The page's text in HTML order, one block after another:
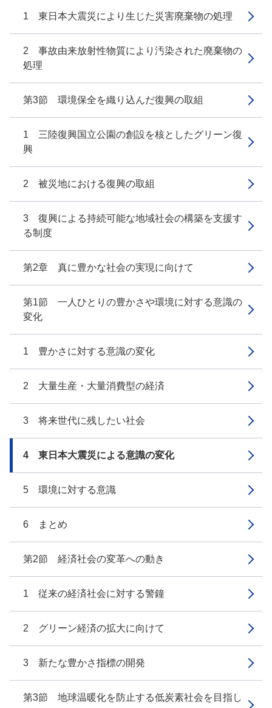
1 東日本大震災により生じた災害廃棄物の処理
2 事故由来放射性物質により汚染された廃棄物の
処理
第3節 環境保全を織り込んだ復興の取組
1 三陸復興国立公園の創設を核としたグリーン復
興
2 被災地における復興の取組
3 復興による持続可能な地域社会の構築を支援す
る制度
第2章 真に豊かな社会の実現に向けて
第1節 一人ひとりの豊かさや環境に対する意識の
変化
1 豊かさに対する意識の変化
2 大量生産・大量消費型の経済
3 将来世代に残したい社会
4 東日本大震災による意識の変化
5 環境に対する意識
6 まとめ
第2節 経済社会の変革への動き
1 従来の経済社会に対する警鐘
2 グリーン経済の拡大に向けて
3 新たな豊かさ指標の開発
第3節 地球温暖化を防止する低炭素社会を目指し